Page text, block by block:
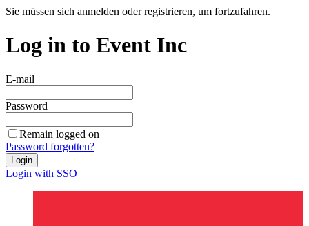
Sie müssen sich anmelden oder registrieren, um fortzufahren.
Log in to Event Inc
E-mail
Password
Remain logged on
Password forgotten?
Login
Login with SSO